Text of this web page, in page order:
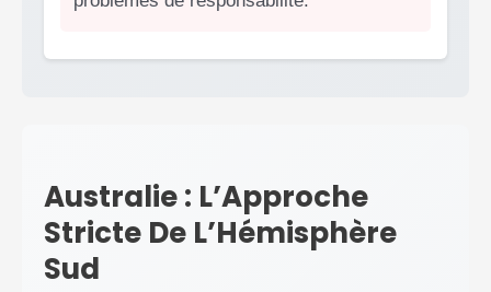
Australie : L’Approche
Stricte De L’Hémisphère
Sud